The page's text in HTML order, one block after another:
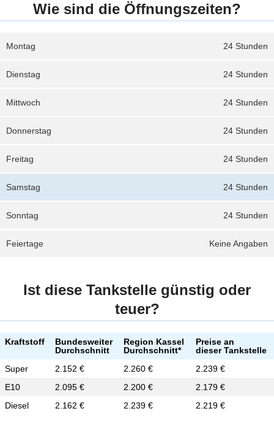
Wie sind die Öffnungszeiten?
24 Stunden
Montag
24 Stunden
Dienstag
24 Stunden
Mittwoch
24 Stunden
Donnerstag
24 Stunden
Freitag
24 Stunden
Samstag
24 Stunden
Sonntag
Keine Angaben
Feiertage
Ist diese Tankstelle günstig oder
teuer?
Kraftstoff
Bundesweiter
Durchschnitt
Region Kassel
Durchschnitt*
Preise an
dieser Tankstelle
Super
2.152 € 2.260 €
2.239 €
E10
2.095 € 2.200 €
2.179 €
Diesel
2.162 € 2.239 € 2.219 €